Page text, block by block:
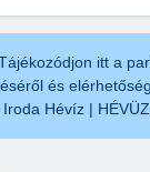
itt a
és
Hévíz |